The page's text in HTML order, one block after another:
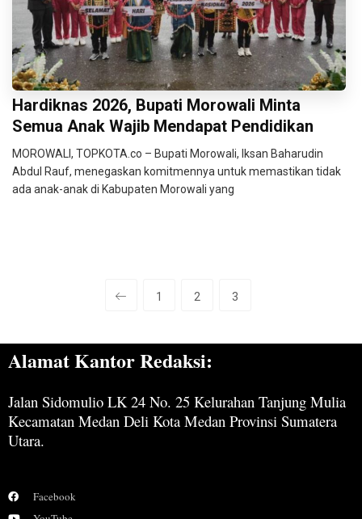
Hardiknas 2026, Bupati Morowali Minta
Semua Anak Wajib Mendapat Pendidikan
MOROWALI, TOPKOTA.co – Bupati Morowali, Iksan Baharudin
Abdul Rauf, menegaskan komitmennya untuk memastikan tidak
ada anak-anak di Kabupaten Morowali yang
1 2 3
Alamat Kantor Redaksi:
Jalan Sidomulio LK 24 No. 25 Kelurahan Tanjung Mulia
Kecamatan Medan Deli Kota Medan Provinsi Sumatera
Utara.
Facebook